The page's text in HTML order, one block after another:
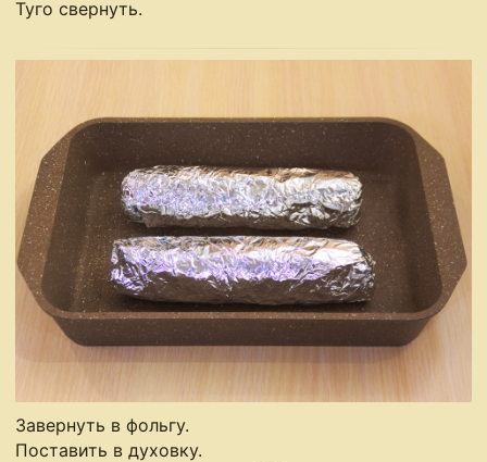
Туго свернуть.
Завернуть в фольгу.
Поставить в духовку.